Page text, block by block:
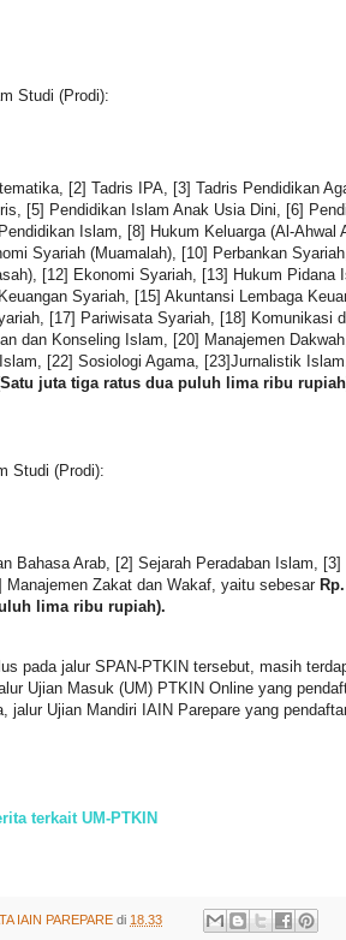
Studi (Prodi):
[2] Tadris IPA, [3] Tadris Pendidikan
[5] Pendidikan Islam Anak Usia Dini, [6]
Islam, [8] Hukum Keluarga (Al-Ahwal
Syariah (Muamalah), [10] Perbankan
[12] Ekonomi Syariah, [13] Hukum Pidana
Syariah, [15] Akuntansi Lembaga
[17] Pariwisata Syariah, [18] Komunikasi
dan Konseling Islam, [20] Manajemen
[22] Sosiologi Agama, [23]Jurnalistik
juta tiga ratus dua puluh lima ribu
Studi (Prodi):
Bahasa Arab, [2] Sejarah Peradaban Islam,
Manajemen Zakat dan Wakaf, yaitu sebesar
lima ribu rupiah).
pada jalur SPAN-PTKIN tersebut, masih
Ujian Masuk (UM) PTKIN Online yang
jalur Ujian Mandiri IAIN Parepare yang
terkait UM-PTKIN
IAIN PAREPARE di 18.33